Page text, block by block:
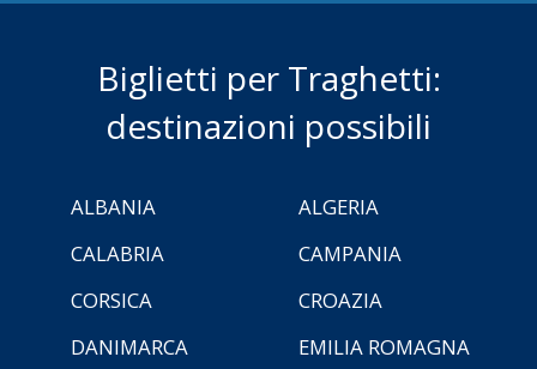
Biglietti per Traghetti:
destinazioni possibili
ALBANIA
ALGERIA
CALABRIA
CAMPANIA
CORSICA
CROAZIA
DANIMARCA
EMILIA ROMAGNA